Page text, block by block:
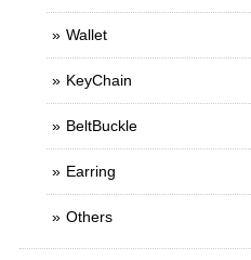
Wallet
KeyChain
BeltBuckle
Earring
Others